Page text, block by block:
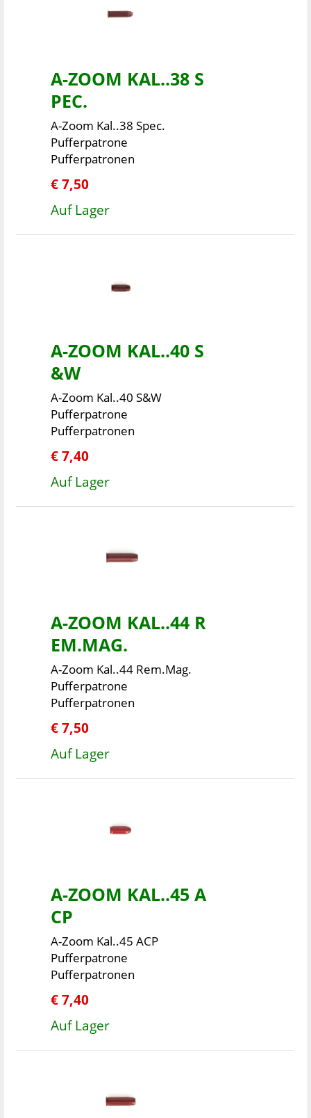
A-ZOOM KAL..38 S
PEC.
A-Zoom Kal..38 Spec.
Pufferpatrone
Pufferpatronen
€ 7,50
Auf Lager
A-ZOOM KAL..40 S
&W
A-Zoom Kal..40 S&W
Pufferpatrone
Pufferpatronen
€ 7,40
Auf Lager
A-ZOOM KAL..44 R
EM.MAG.
A-Zoom Kal..44 Rem.Mag.
Pufferpatrone
Pufferpatronen
€ 7,50
Auf Lager
A-ZOOM KAL..45 A
CP
A-Zoom Kal..45 ACP
Pufferpatrone
Pufferpatronen
€ 7,40
Auf Lager